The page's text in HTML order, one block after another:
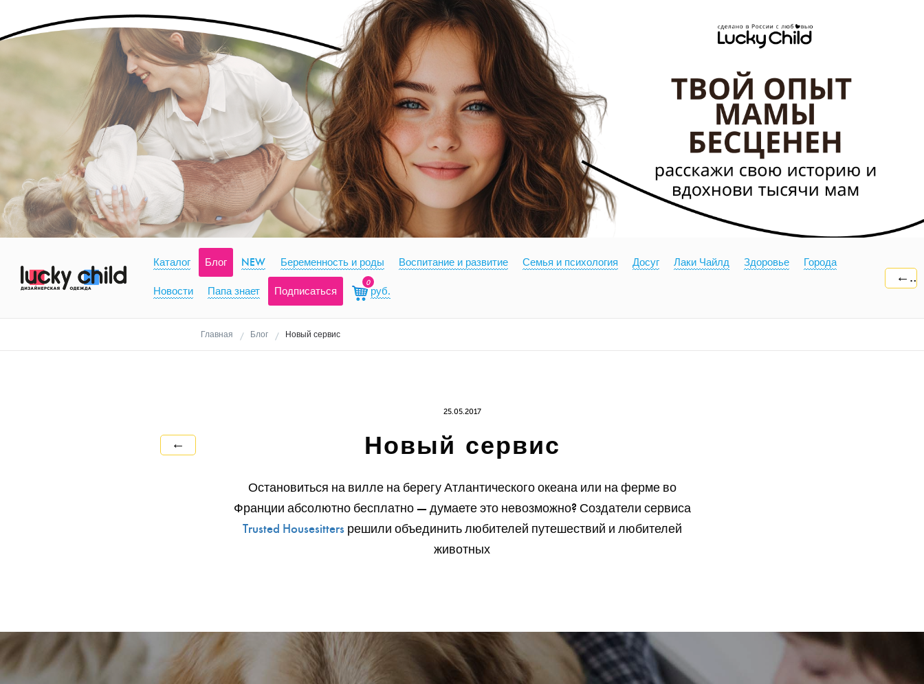
Каталог Блог NEW Беременность и роды Воспитание и развитие Семья и психология Досуг Лаки Чайлд Здоровье Города
Новости Папа знает Подписаться
0
руб.
←
Главная Блог Новый сервис
←
25.05.2017
Новый сервис
Остановиться на вилле на берегу Атлантического океана или на ферме во
Франции абсолютно бесплатно — думаете это невозможно? Создатели сервиса
Trusted Housesittersрешили объединить любителей путешествий и любителей
животных